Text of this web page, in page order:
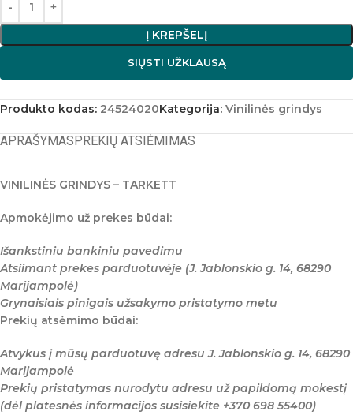
Į KREPŠELĮ
SIŲSTI UŽKLAUSĄ
Produkto kodas: 24524020Kategorija: Vinilinės grindys
APRAŠYMASPREKIŲ ATSIĖMIMAS
VINILINĖS GRINDYS – TARKETT
Apmokėjimo už prekes būdai:
Išankstiniu bankiniu pavedimu
Atsiimant prekes parduotuvėje (J. Jablonskio g. 14, 68290
Marijampolė)
Grynaisiais pinigais užsakymo pristatymo metu
Prekių atsėmimo būdai:
Atvykus į mūsų parduotuvę adresu J. Jablonskio g. 14, 68290
Marijampolė
Prekių pristatymas nurodytu adresu už papildomą mokestį
(dėl platesnės informacijos susisiekite +370 698 55400)